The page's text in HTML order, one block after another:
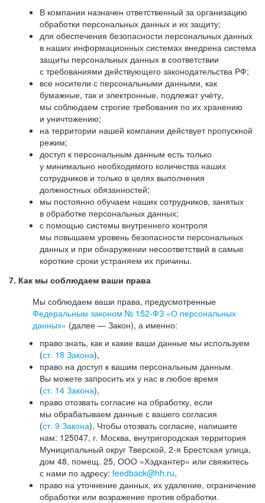
В компании назначен ответственный за организацию
обработки персональных данных и их защиту;
для обеспечения безопасности персональных данных
в наших информационных системах внедрена система
защиты персональных данных в соответствии
с требованиями действующего законодательства РФ;
все носители с персональными данными, как
бумажные, так и электронные, подлежат учёту,
мы соблюдаем строгие требования по их хранению
и уничтожению;
на территории нашей компании действует пропускной
режим;
доступ к персональным данным есть только
у минимально необходимого количества наших
сотрудников и только в целях выполнения
должностных обязанностей;
мы постоянно обучаем наших сотрудников, занятых
в обработке персональных данных;
с помощью системы внутреннего контроля
мы повышаем уровень безопасности персональных
данных и при обнаружении несоответствий в самые
короткие сроки устраняем их причины.
7. Как мы соблюдаем ваши права
Мы соблюдаем ваши права, предусмотренные
Федеральным законом № 152-ФЗ «О персональных
данных» (далее — Закон), а именно:
право знать, как и какие ваши данные мы используем
(ст. 18 Закона),
право на доступ к вашим персональным данным.
Вы можете запросить их у нас в любое время
(ст. 14 Закона),
право отозвать согласие на обработку, если
мы обрабатываем данные с вашего согласия
(ст. 9 Закона). Чтобы отозвать согласие, напишите
нам: 125047, г. Москва, внутригородская территория
Муниципальный округ Тверской, 2-я Брестская улица,
дом 48, помещ. 25, ООО «Хэдхантер» или свяжитесь
с нами по адресу: feedback@hh.ru,
право на уточнение данных, их удаление, ограничение
обработки или возражение против обработки.